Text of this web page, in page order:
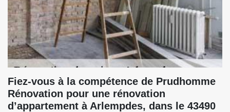
Fiez-vous à la compétence de Prudhomme
Rénovation pour une rénovation
d’appartement à Arlempdes, dans le 43490